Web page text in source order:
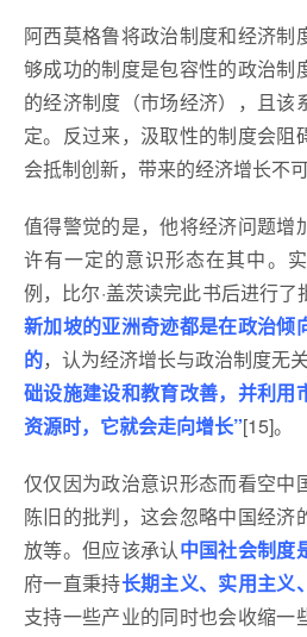
阿西莫格鲁将政治制度和经济制
够成功的制度是包容性的政治制
的经济制度（市场经济），且该
定。反过来，汲取性的制度会阻
会抵制创新，带来的经济增长不可
值得警觉的是，他将经济问题增
许有一定的意识形态在其中。
例，比尔·盖茨读完此书后进行了
新加坡的亚洲奇迹都是在政治倾
的，认为经济增长与政治制度无关
础设施建设和教育改善，并利用
资源时，它就会走向增长”[15]。
仅仅因为政治意识形态而看空中
陈旧的批判，这会忽略中国经济
放等。但应该承认中国社会制度
府一直秉持长期主义、实用主义
支持一些产业的同时也会收缩一